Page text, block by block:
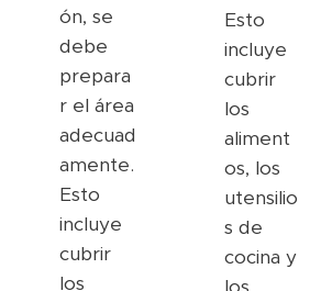
ón, se
debe
prepara
r el área
adecuad
amente.
Esto
incluye
cubrir
los
Esto
incluye
cubrir
los
aliment
os, los
utensilio
s de
cocina y